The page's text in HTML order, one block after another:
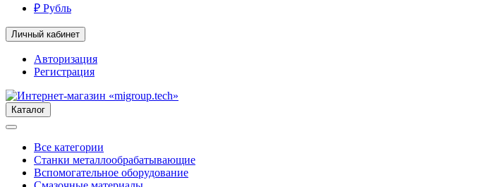
₽ Рубль
Личный кабинет
Авторизация
Регистрация
Каталог
Все категории
Станки металлообрабатывающие
Вспомогательное оборудование